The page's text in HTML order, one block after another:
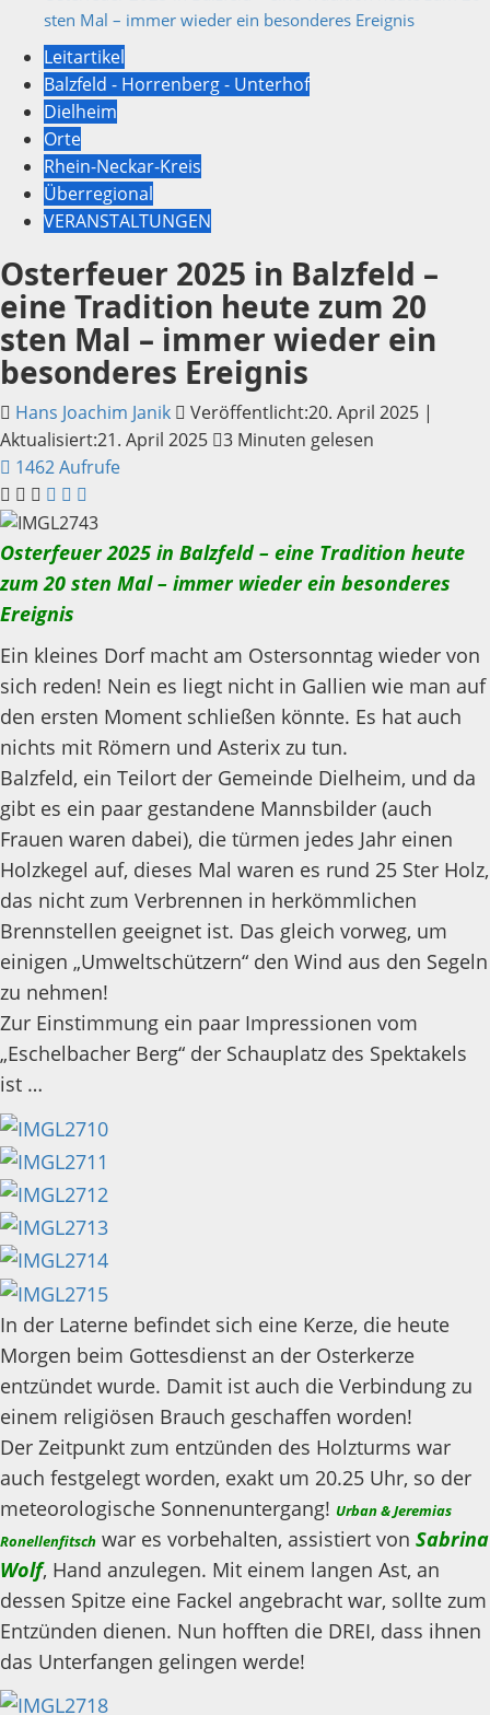
sten Mal – immer wieder ein besonderes Ereignis
Leitartikel
Balzfeld - Horrenberg - Unterhof
Dielheim
Orte
Rhein-Neckar-Kreis
Überregional
VERANSTALTUNGEN
Osterfeuer 2025 in Balzfeld –
eine Tradition heute zum 20
sten Mal – immer wieder ein
besonderes Ereignis
Hans Joachim Janik
Veröffentlicht:20. April 2025 |
Aktualisiert:21. April 2025
3 Minuten gelesen
1462 Aufrufe
Osterfeuer 2025 in Balzfeld – eine Tradition heute
zum 20 sten Mal – immer wieder ein besonderes
Ereignis
Ein kleines Dorf macht am Ostersonntag wieder von
sich reden! Nein es liegt nicht in Gallien wie man auf
den ersten Moment schließen könnte. Es hat auch
nichts mit Römern und Asterix zu tun.
Balzfeld, ein Teilort der Gemeinde Dielheim, und da
gibt es ein paar gestandene Mannsbilder (auch
Frauen waren dabei), die türmen jedes Jahr einen
Holzkegel auf, dieses Mal waren es rund 25 Ster Holz,
das nicht zum Verbrennen in herkömmlichen
Brennstellen geeignet ist. Das gleich vorweg, um
einigen „Umweltschützern“ den Wind aus den Segeln
zu nehmen!
Zur Einstimmung ein paar Impressionen vom
„Eschelbacher Berg“ der Schauplatz des Spektakels
ist …
In der Laterne befindet sich eine Kerze, die heute
Morgen beim Gottesdienst an der Osterkerze
entzündet wurde. Damit ist auch die Verbindung zu
einem religiösen Brauch geschaffen worden!
Der Zeitpunkt zum entzünden des Holzturms war
auch festgelegt worden, exakt um 20.25 Uhr, so der
meteorologische Sonnenuntergang! Urban & Jeremias
Ronellenfitsch war es vorbehalten, assistiert von Sabrina
Wolf, Hand anzulegen. Mit einem langen Ast, an
dessen Spitze eine Fackel angebracht war, sollte zum
Entzünden dienen. Nun hofften die DREI, dass ihnen
das Unterfangen gelingen werde!